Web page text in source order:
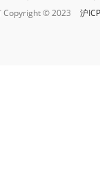
Copyright © 2023 沪